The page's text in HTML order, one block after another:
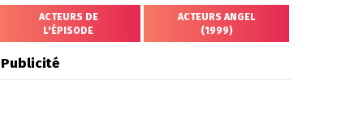
ACTEURS DE
L'ÉPISODE
ACTEURS ANGEL
(1999)
Publicité